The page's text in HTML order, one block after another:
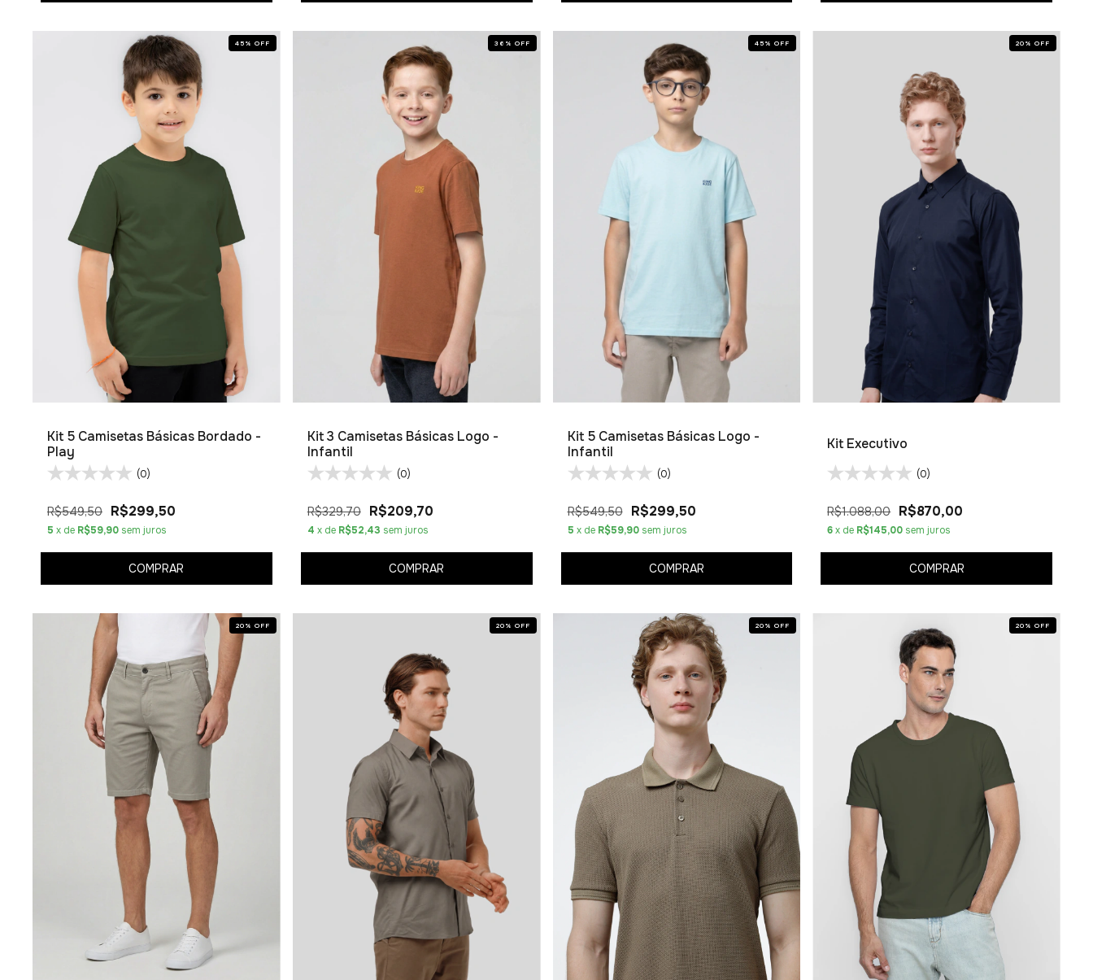
45 % OFF
Kit 5 Camisetas Básicas Bordado -
Play
(0)
R$549,50 R$299,50
5 x de R$59,90 sem juros
COMPRAR
36 % OFF
Kit 3 Camisetas Básicas Logo -
Infantil
(0)
R$329,70 R$209,70
4 x de R$52,43 sem juros
COMPRAR
45 %OFF
Kit 5 Camisetas Básicas Logo -
Infantil
(0)
R$549,50 R$299,50
5 x de R$59,90 sem juros
COMPRAR
20 % OFF
Kit Executivo
(0)
R$1.088,00 R$870,00
6 x de R$145,00 sem juros
COMPRAR
20 % OFF 20 % OFF 20 %OFF 20 % OFF